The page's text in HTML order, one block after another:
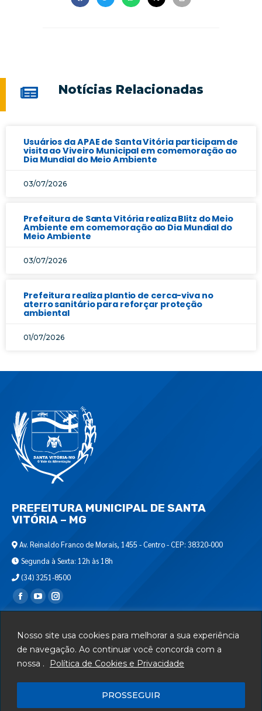
Nosso site usa cookies para melhorar a sua experiência
de navegação. Ao continuar você concorda com a
nossa .
Política de Cookies e Privacidade
PROSSEGUIR
Notícias Relacionadas
Usuários da APAE de Santa Vitória participam de
visita ao Viveiro Municipal em comemoração ao
Dia Mundial do Meio Ambiente
03/07/2026
Prefeitura de Santa Vitória realiza Blitz do Meio
Ambiente em comemoração ao Dia Mundial do
Meio Ambiente
03/07/2026
Prefeitura realiza plantio de cerca-viva no
aterro sanitário para reforçar proteção
ambiental
01/07/2026
PREFEITURA MUNICIPAL DE SANTA
VITÓRIA – MG
Av. Reinaldo Franco de Morais, 1455 - Centro - CEP: 38320-000
Segunda à Sexta: 12h às 18h
(34) 3251-8500
Encontre-nos em:
Departamento de T.I.
Serviços
Mapa do Site